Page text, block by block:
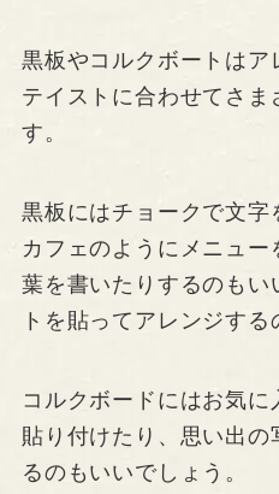
黒板やコルクボートは
テイストに合わせてさま
す。
黒板にはチョークで文
カフェのようにメニュ
葉を書いたりするのもい
トを貼ってアレンジする
コルクボードにはお気に
貼り付けたり、思い出の
るのもいいでしょう。